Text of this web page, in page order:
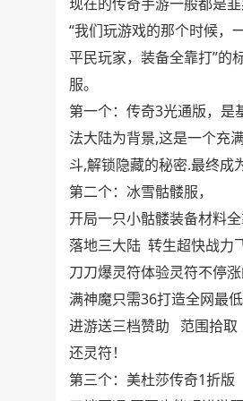
“我们玩游戏的那个时候，
平民玩家，装备全靠打”的
服。
第一个：传奇3光通版，是
法大陆为背景,这是一个充
斗,解锁隐藏的秘密.最终成
第二个：冰雪骷髅服，
开局一只小骷髅装备材料
落地三大陆 转生超快战力
刀刀爆灵符体验灵符不停
满神魔只需36打造全网最
进游送三档赞助 范围拾取
还灵符！
第三个：美杜莎传奇1折版